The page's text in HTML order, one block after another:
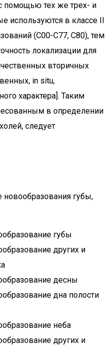
помощью тех же трех- и
используются в классе II
(C00-C77, C80), тем
локализации для
вторичных
in situ,
характера]. Таким
в определении
следует
новообразования губы,
губы
других и
десны
дна полости
неба
других и